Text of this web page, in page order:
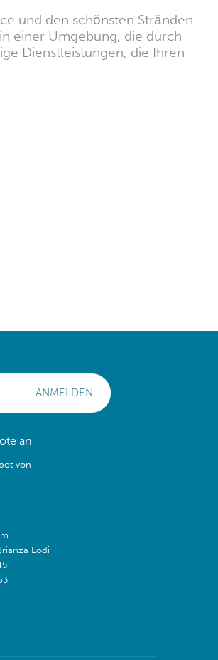
und den schönsten Stränden
einer Umgebung, die durch
Dienstleistungen, die Ihren
ANMELDEN
an
von
Lodi